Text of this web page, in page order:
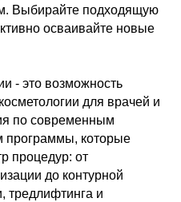
Выбирайте подходящую
осваивайте новые
- это возможность
для врачей и
по современным
программы, которые
процедур: от
до контурной
тредлифтинга и